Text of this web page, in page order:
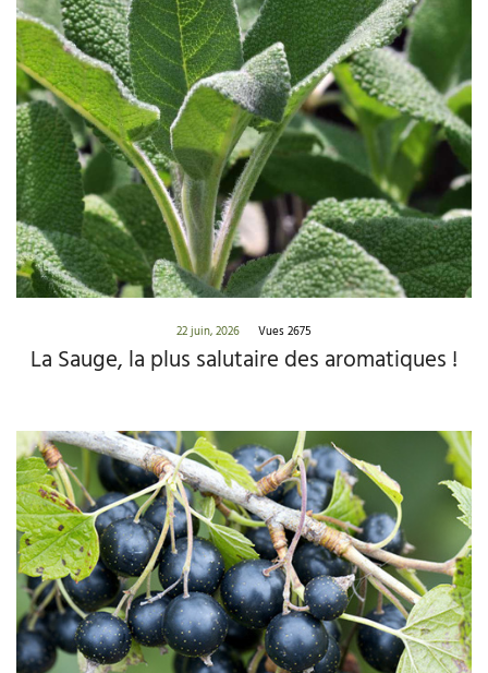
22 juin, 2026 Vues 2675
La Sauge, la plus salutaire des aromatiques !